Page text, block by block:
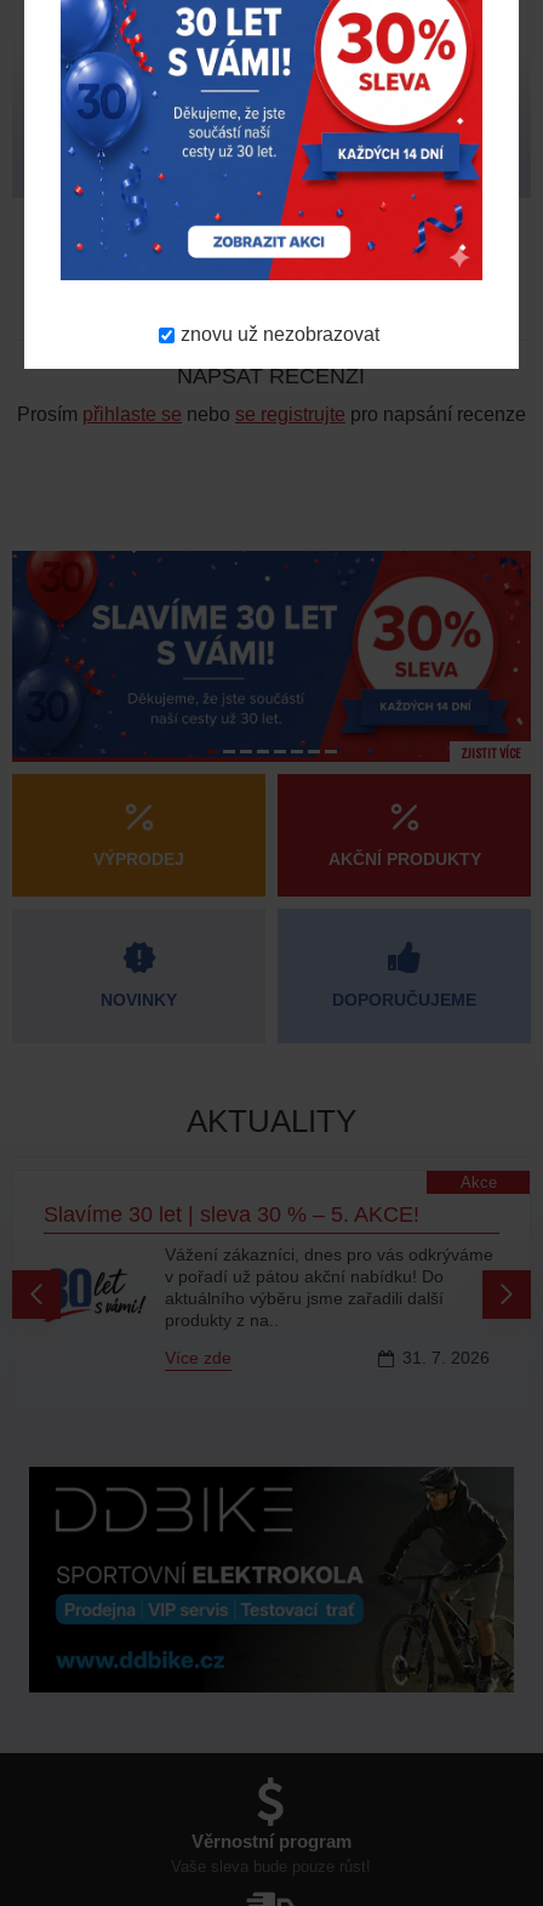
znovu už nezobrazovat
Nákladní TPMS ventil
56mm
125,00 Kč
Nákladní TPMS ventil
63mm
160,00 Kč bez DPH
NAPSAT RECENZI
Prosím přihlaste se nebo se registrujte pro napsání recenze
ZJISTIT VÍCE
VÝPRODEJ
NOVINKY
AKČNÍ PRODUKTY
DOPORUČUJEME
AKTUALITY
Slavíme 30 let | sleva 30 % – 5. AKCE!
Akce
31. 7. 2026
Vážení zákazníci, dnes pro vás odkrýváme
v pořadí už pátou akční nabídku! Do
aktuálního výběru jsme zařadili další
produkty z na..
Více zde
Věrnostní program
Vaše sleva bude pouze růst!